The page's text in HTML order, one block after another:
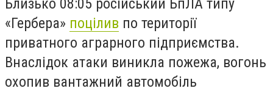
«Гербера» поцілив по території
приватного аграрного підприємства.
Внаслідок атаки виникла пожежа, вогонь
охопив вантажний автомобіль